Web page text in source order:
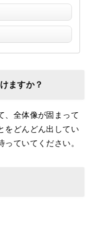
ますか？
、全体像が固まって
をどんどん出してい
ていてください。